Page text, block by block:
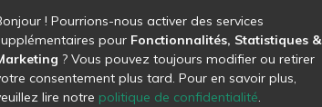
déchets ne les ont pas
et vous constatez que des objets
pouvez contacter les services de
:01 34 41 90 00,pour une prise
du lundi au jeudi, de 09h00
! Pourrions-nous activer des services
pour Fonctionnalités, Statistiques &
? Vous pouvez toujours modifier ou retirer
consentement plus tard. Pour en savoir plus,
lire notre politique de confidentialité.